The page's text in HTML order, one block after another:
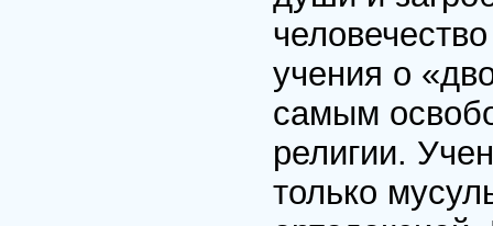
учения о
самым
религии.
только